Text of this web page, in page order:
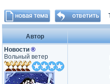
Автор
Новости ®
Вольный ветер